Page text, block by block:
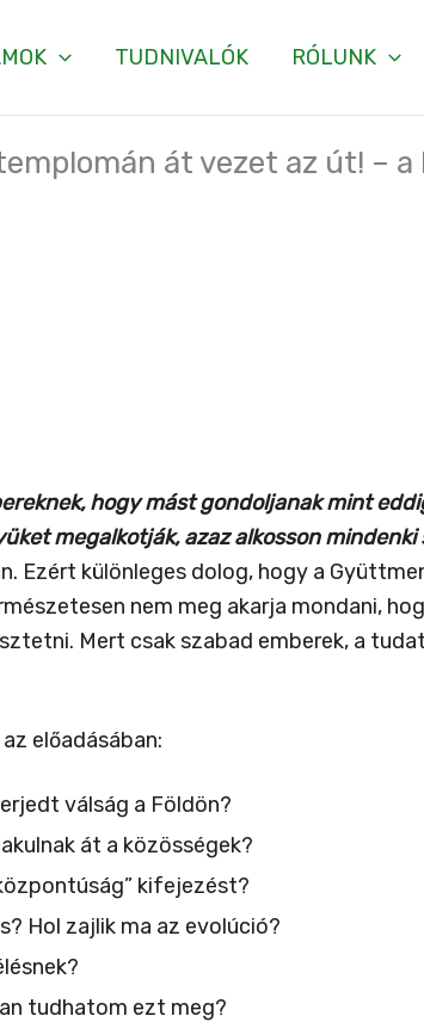
TUDNIVALÓK RÓLUNK
át vezet az út! –
hogy mást gondoljanak mint
megalkotják, azaz alkosson
Ezért különleges dolog, hogy a
nem meg akarja mondani,
Mert csak szabad emberek, a
előadásában:
válság a Földön?
át a közösségek?
kifejezést?
Hol zajlik ma az evolúció?
tudhatom ezt meg?